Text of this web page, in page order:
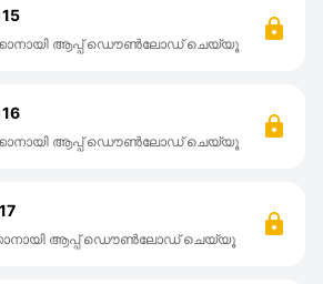
ആപ്പ് ഡൌൺലോഡ് ചെയ്യൂ
ആപ്പ് ഡൌൺലോഡ് ചെയ്യൂ
ആപ്പ് ഡൌൺലോഡ് ചെയ്യൂ